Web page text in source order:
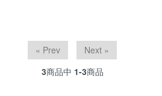
« Prev
Next »
3商品中 1-3商品